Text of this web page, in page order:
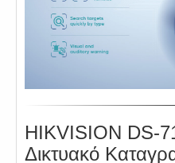
HIKVISION DS-
Δικτυακό